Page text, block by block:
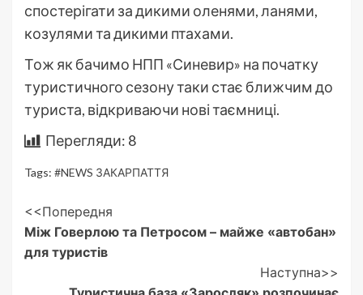
спостерігати за дикими оленями, ланями,
козулями та дикими птахами.
Тож як бачимо НПП «Синевир» на початку
туристичного сезону таки стає ближчим до
туриста, відкриваючи нові таємниці.
Перегляди: 8
Tags: #NEWS ЗАКАРПАТТЯ
Post
Navigation
<<Попередня
Між Говерлою та Петросом – майже «автобан»
для туристів
Наступна>>